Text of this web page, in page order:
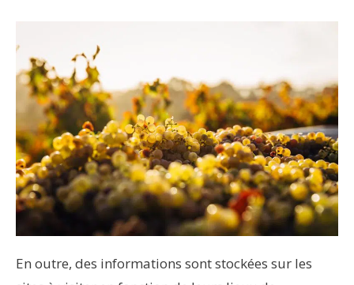
En outre, des informations sont stockées sur les